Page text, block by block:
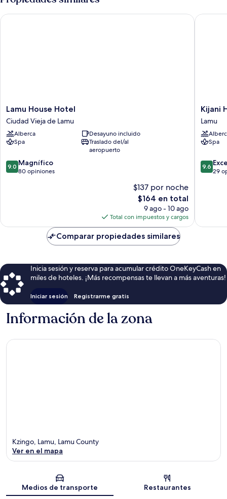
mar
a
playa,
Lamu
House
Hotel
Ciudad
Vieja
Lamu
Lamu House Hotel
Ciudad Vieja de Lamu
Alberca
Desayuno incluido
Spa
Traslado del/al
aeropuerto
9.0
de
9.0 Magnífico
80 opiniones
$137 por noche
El
precio
actual
es
de
$164
$164 en total
9 ago - 10 ago
Total con impuestos y cargos
Lamu House Hotel
Kijani
Hotel
Lamu
Kijani
Lamu
Spa
9.6
de
9.6
29
Kijani
Comparar propiedades similares
Inicia sesión y reserva para acumular crédito OneKeyCash en
miles de hoteles. ¡Más recompensas te llevan a más aventuras!
Iniciar sesión Registrarme gratis
Información de la zona
Sección del mapa
Kzingo, Lamu, Lamu County
Ver en el mapa
Medios de transporte Restaurantes